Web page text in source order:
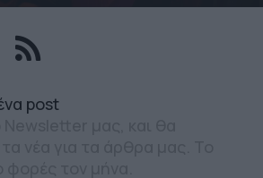
post